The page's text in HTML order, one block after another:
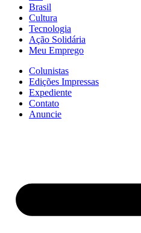
Brasil
Cultura
Tecnologia
Ação Solidária
Meu Emprego
Colunistas
Edições Impressas
Expediente
Contato
Anuncie